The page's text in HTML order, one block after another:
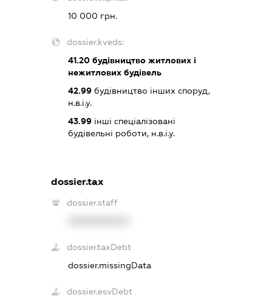
10 000 грн.
dossier.kveds:
41.20 будівництво житлових і
нежитлових будівель
42.99 будівництво інших споруд,
н.в.і.у.
43.99 інші спеціалізовані
будівельні роботи, н.в.і.у.
dossier.tax
dossier.staff
dossier.taxDebt
dossier.missingData
dossier.esvDebt